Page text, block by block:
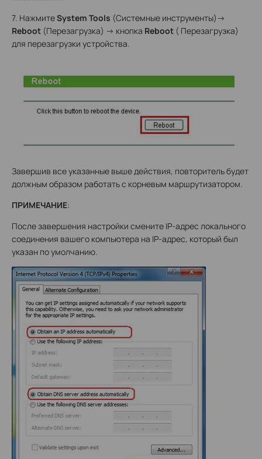
7. НажмитеSystem Tools (Системные инструменты)->
Reboot (Перезагрузка) -> кнопка Reboot ( Перезагрузка)
для перезагрузки устройства.
Завершив все указанные выше действия, повторитель будет
должным образом работать с корневым маршрутизатором.
ПРИМЕЧАНИЕ:
После завершения настройки смените IP-адрес локального
соединения вашего компьютера на IP-адрес, который был
указан по умолчанию.